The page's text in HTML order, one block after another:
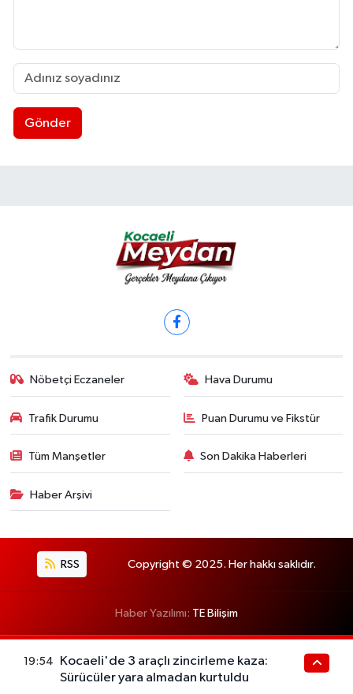
Gönder
Nöbetçi Eczaneler Hava Durumu
Trafik Durumu Puan Durumu ve Fikstür
Tüm Manşetler Son Dakika Haberleri
Haber Arşivi
RSS Copyright © 2025. Her hakkı saklıdır.
Haber Yazılımı: TE Bilişim
19:54
Kocaeli'de 3 araçlı zincirleme kaza:
Sürücüler yara almadan kurtuldu